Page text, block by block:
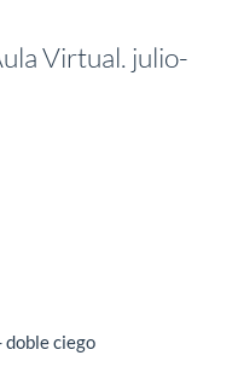
Virtual. julio-
doble ciego